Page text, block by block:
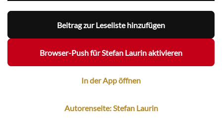
Beitrag zur Leseliste hinzufügen
Browser-Push für Stefan Laurin aktivieren
In der App öffnen
Autorenseite: Stefan Laurin